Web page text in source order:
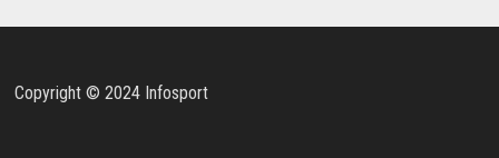
Copyright © 2024 Infosport